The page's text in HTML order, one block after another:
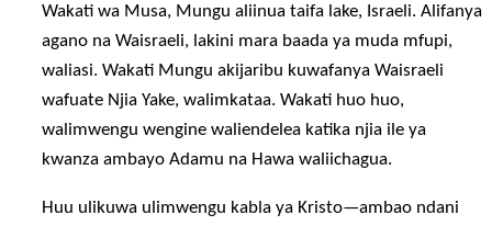
Wakati wa Musa, Mungu aliinua taifa lake, Israeli. Alifanya
agano na Waisraeli, lakini mara baada ya muda mfupi,
waliasi. Wakati Mungu akijaribu kuwafanya Waisraeli
wafuate Njia Yake, walimkataa. Wakati huo huo,
walimwengu wengine waliendelea katika njia ile ya
kwanza ambayo Adamu na Hawa waliichagua.
Huu ulikuwa ulimwengu kabla ya Kristo—ambao ndani